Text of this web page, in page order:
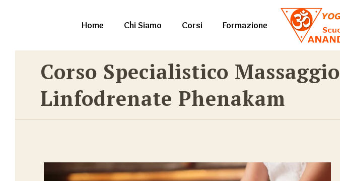
Home Chi Siamo Corsi Formazione
Corso Specialistico Massaggio
Linfodrenate Phenakam